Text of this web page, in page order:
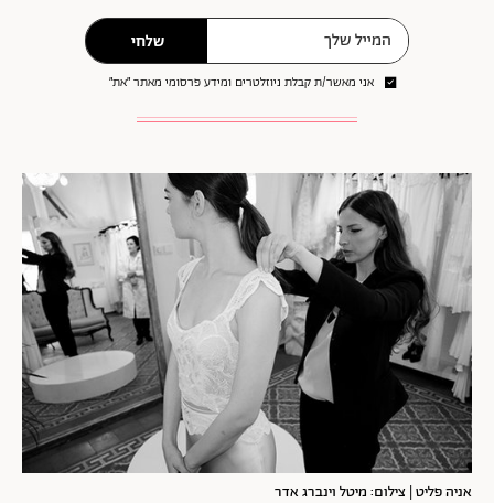
שלחי
אני מאשר/ת קבלת ניוזלטרים ומידע פרסומי מאתר ״את״
אניה פליט | צילום: מיטל וינברג אדר